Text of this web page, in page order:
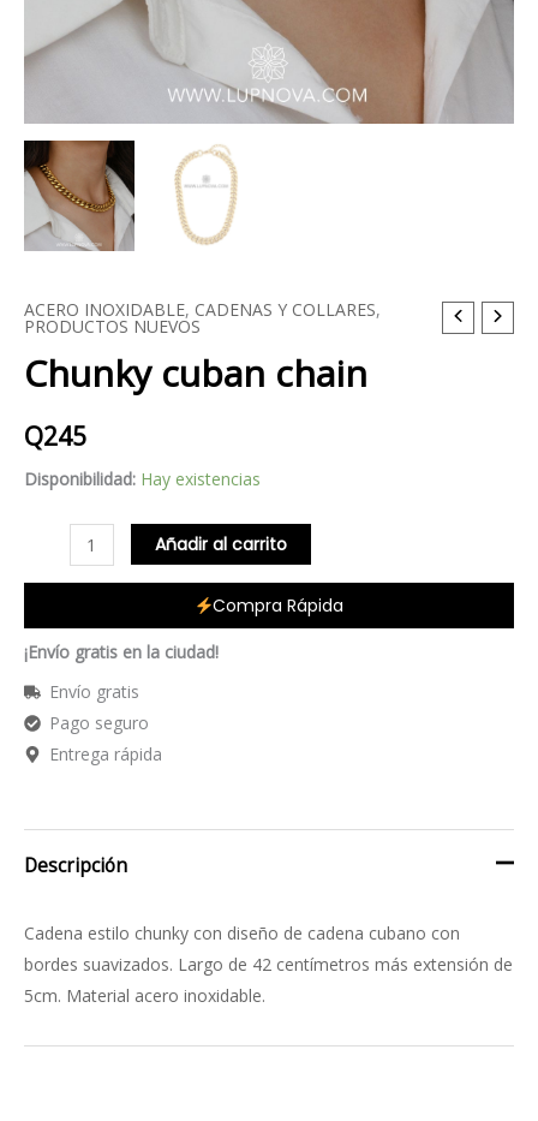
ACERO INOXIDABLE, CADENAS Y COLLARES,
PRODUCTOS NUEVOS
Chunky cuban chain
Q245
Disponibilidad: Hay existencias
Chunky
chain
Añadir al carrito
Compra Rápida
¡Envío gratis en la ciudad!
Envío gratis
Pago seguro
Entrega rápida
Descripción
Cadena estilo chunky con diseño de cadena cubano con
bordes suavizados. Largo de 42 centímetros más extensión de
5cm. Material acero inoxidable.